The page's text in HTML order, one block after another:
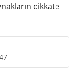
dikkate